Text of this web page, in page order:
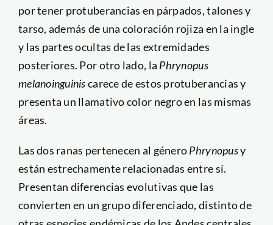
por tener protuberancias en párpados, talones y
tarso, además de una coloración rojiza en la ingle
y las partes ocultas de las extremidades
posteriores. Por otro lado, la Phrynopus
melanoinguiniscarece de estos protuberancias y
presenta un llamativo color negro en las mismas
áreas.
Las dos ranas pertenecen al géneroPhrynopusy
están estrechamente relacionadas entre sí.
Presentan diferencias evolutivas que las
convierten en un grupo diferenciado, distinto de